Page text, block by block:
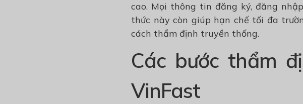
cao. Mọi thông tin đăng ký, đăng
thức này còn giúp hạn chế tối đa
cách thẩm định truyền thống.
Các bước thẩm
VinFast